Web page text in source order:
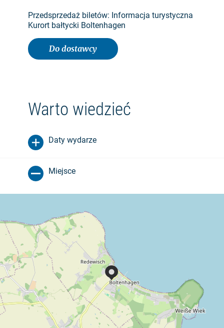
Przedsprzedaż biletów: Informacja turystyczna
Kurort bałtycki Boltenhagen
Do dostawcy
Warto wiedzieć
Daty wydarze
Miejsce